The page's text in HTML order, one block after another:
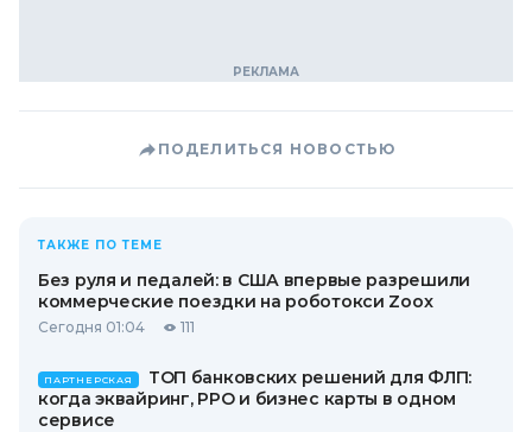
ПОДЕЛИТЬСЯ НОВОСТЬЮ
ТАКЖЕ ПО ТЕМЕ
Без руля и педалей: в США впервые разрешили
коммерческие поездки на роботокси Zoox
Сегодня 01:04 111
ПАРТНЕРСКАЯ
ТОП банковских решений для ФЛП:
когда эквайринг, РРО и бизнес карты в одном
сервисе